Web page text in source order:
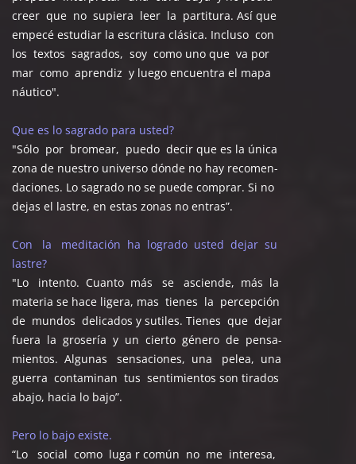
creer que no supiera leer la partitura. Así que
empecé estudiar la escritura clásica. Incluso con
los textos sagrados, soy como uno que va por
mar como aprendiz y luego encuentra el mapa
náutico".
Que es lo sagrado para usted?
"Sólo por bromear, puedo decir que es la única
zona de nuestro universo dónde no hay recomen-
daciones. Lo sagrado no se puede comprar. Si no
dejas el lastre, en estas zonas no entras”.
Con la meditación ha logrado usted dejar su
lastre?
"Lo intento. Cuanto más se asciende, más la
materia se hace ligera, mas tienes la percepción
de mundos delicados y sutiles. Tienes que dejar
fuera la grosería y un cierto género de pensa-
mientos. Algunas sensaciones, una pelea, una
guerra contaminan tus sentimientos son tirados
abajo, hacia lo bajo”.
Pero lo bajo existe.
“Lo social como luga r común no me interesa,